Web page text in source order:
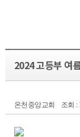
2024 고등부 여
온천중앙교회 조회 :